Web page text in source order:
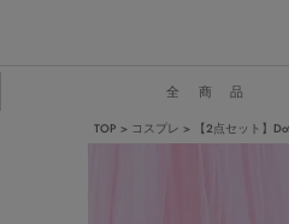
全 商 品
TOP コスプレ 【2点セット】